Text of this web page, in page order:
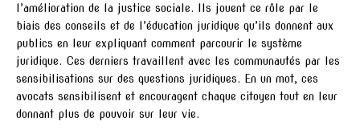
l’amélioration de la justice sociale. Ils jouent ce rôle par le
biais des conseils et de l’éducation juridique qu’ils donnent aux
publics en leur expliquant comment parcourir le système
juridique. Ces derniers travaillent avec les communautés par les
sensibilisations sur des questions juridiques. En un mot, ces
avocats sensibilisent et encouragent chaque citoyen tout en leur
donnant plus de pouvoir sur leur vie.